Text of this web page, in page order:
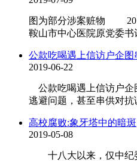
图为部分涉案赃物 2013
鞍山市中心医院原党委
公款吃喝遇上信访户企图
2019-06-22
公款吃喝遇上信访户
逃避问题，甚至串供对
高校腐败:象牙塔中的暗斑
2019-05-08
十八大以来，仅中纪委